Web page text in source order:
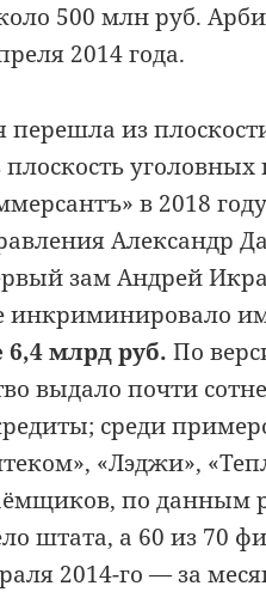
500 млн руб.
2014 года.
из
в 2018
Александр
зам Андрей
инкриминировало
млрд руб. По
выдало почти
среди
«Лэджи»,
по данным
штата, а 60 из 70
2014-го — за